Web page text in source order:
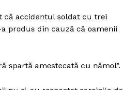
că accidentul soldat cu trei
produs din cauză că oamenii
spartă amestecată cu nămol”.